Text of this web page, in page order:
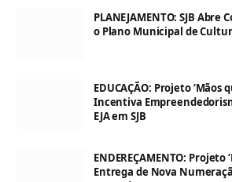
PLANEJAMENTO: SJB
o Plano Municipal de
EDUCAÇÃO: Projeto ‘Mãos
Incentiva
EJA em SJB
ENDEREÇAMENTO: Projeto
Entrega de Nova